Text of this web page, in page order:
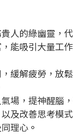
貴人的綠幽靈，
能吸引大量工
，緩解疲勞，放
氣場，提神醒腦
以及改善思考模
理心 。